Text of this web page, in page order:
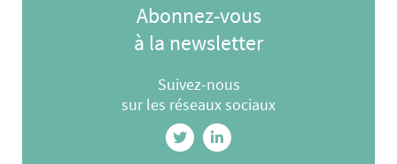
Abonnez-vous
à la newsletter
Suivez-nous
sur les réseaux sociaux